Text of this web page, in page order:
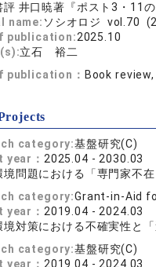
評 井口暁著『ポスト3・11
name: ソシオロジ vol.70
publication:2025.10
立石 裕二
publication： Book
category:基盤研究(C)
year： 2025.04 - 2030.03
境問題における「専門家不
category:Grant-in-Aid
year： 2019.04 - 2024.03
境対策における不確実性と
category:基盤研究(C)
year： 2019.04 - 2024.03